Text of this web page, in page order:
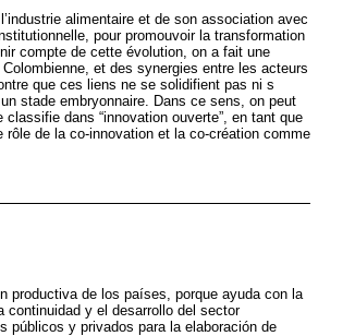
alimentaire et de son association avec
pour promouvoir la transformation
compte de cette évolution, on a fait une
et des synergies entre les acteurs
que ces liens ne se solidifient pas ni s
stade embryonnaire. Dans ce sens, on peut
dans “innovation ouverte”, en tant que
de la co-innovation et la co-création comme
productiva de los países, porque ayuda con la
continuidad y el desarrollo del sector
públicos y privados para la elaboración de